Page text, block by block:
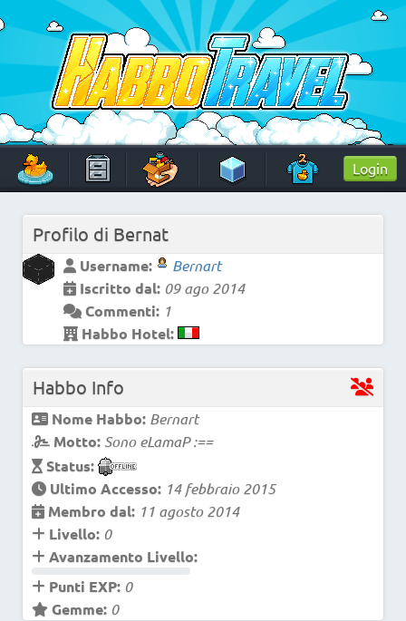
to
content
HabboTravel
Un viaggio di pixel!
Login
Profilo di Bernat
Username:
Bernart
Iscritto dal: 09 ago 2014
Commenti: 1
Habbo Hotel:
Habbo Info
Nome Habbo: Bernart
Motto: Sono eLamaP :==
Status:
Ultimo Accesso: 14 febbraio 2015
Membro dal: 11 agosto 2014
Livello: 0
Avanzamento Livello:
Punti EXP: 0
Gemme: 0